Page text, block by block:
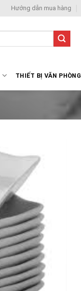
Hướng dẫn mua hàng
THIẾT BỊ VĂN PHÒNG